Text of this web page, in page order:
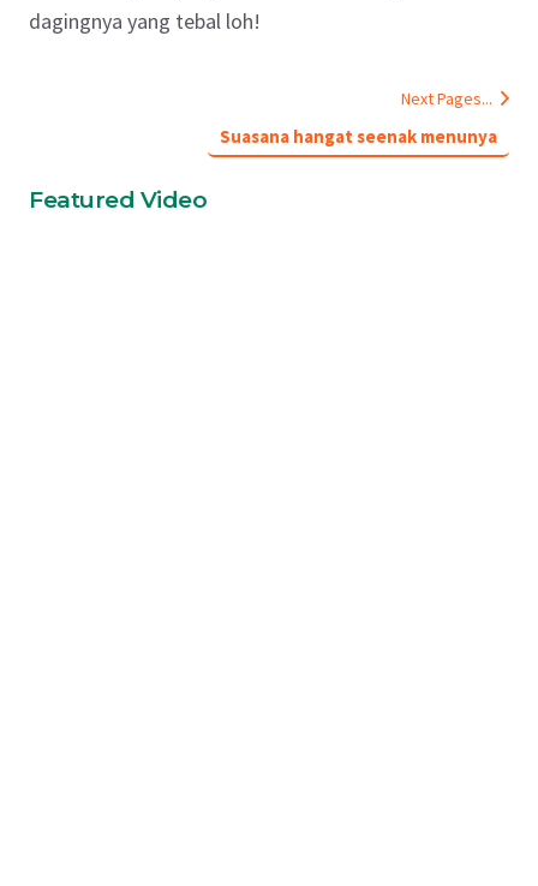
dagingnya yang tebal loh!
Next Pages...
Suasana hangat seenak menunya
Featured Video